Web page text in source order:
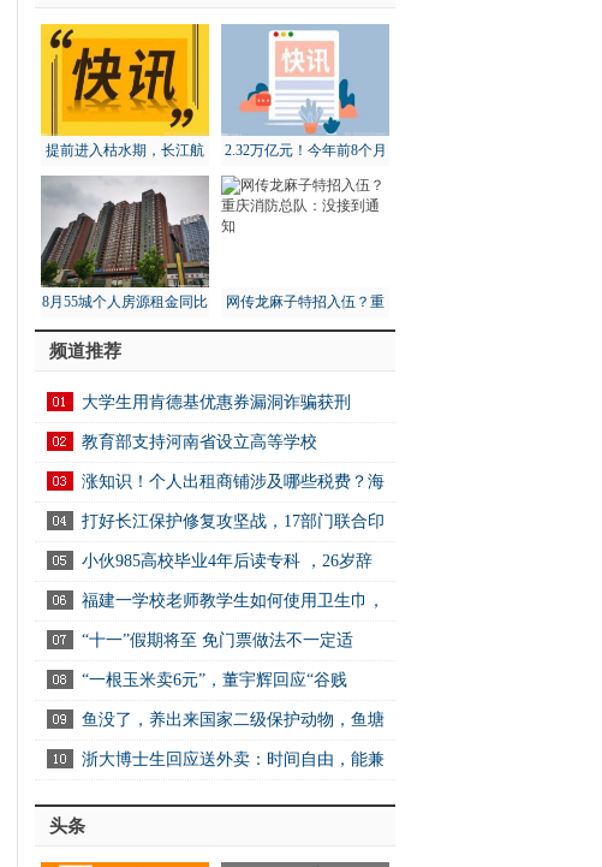
提前进入枯水期，长江航
道局全面部署维护工作
2.32万亿元！今年前8个月
北京地区进出口增长18.3%
8月55城个人房源租金同比
降1%，租赁市场量价齐跌
网传龙麻子特招入伍？重
庆消防总队：没接到通知
频道推荐
大学生用肯德基优惠券漏洞诈骗获刑
教育部支持河南省设立高等学校
涨知识！个人出租商铺涉及哪些税费？海
打好长江保护修复攻坚战，17部门联合印
小伙985高校毕业4年后读专科 ，26岁辞
福建一学校老师教学生如何使用卫生巾，
“十一”假期将至 免门票做法不一定适
“一根玉米卖6元”，董宇辉回应“谷贱
鱼没了，养出来国家二级保护动物，鱼塘
浙大博士生回应送外卖：时间自由，能兼
头条